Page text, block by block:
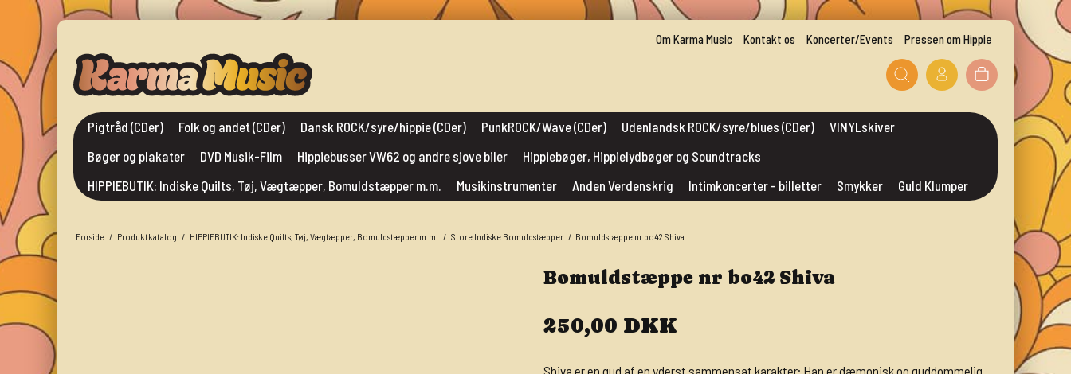
Om Karma Music Kontakt os Koncerter/Events Pressen om Hippie
Pigtråd (CDer) Folk og andet (CDer) Dansk ROCK/syre/hippie (CDer) PunkROCK/Wave (CDer) Udenlandsk ROCK/syre/blues (CDer)
VINYLskiver
Bøger og plakater
DVD Musik-Film Hippiebusser VW62 og andre sjove biler
Hippiebøger, Hippielydbøger og Soundtracks
HIPPIEBUTIK: Indiske Quilts, Tøj, Vægtæpper, Bomuldstæpper m.m.
Musikinstrumenter Anden Verdenskrig Intimkoncerter - billetter Smykker Guld Klumper
Forside / Produktkatalog / HIPPIEBUTIK: Indiske Quilts, Tøj, Vægtæpper, Bomuldstæpper m.m. / Store Indiske Bomuldstæpper / Bomuldstæppe nr bo42 Shiva
Bomuldstæppe nr bo42 Shiva
250,00 DKK